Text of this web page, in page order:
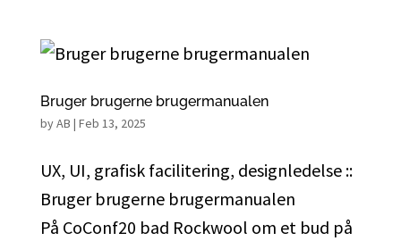
Bruger brugerne brugermanualen
byAB | Feb 13, 2025
UX, UI, grafisk facilitering, designledelse ::
Bruger brugerne brugermanualen
På CoConf20 bad Rockwool om et bud på